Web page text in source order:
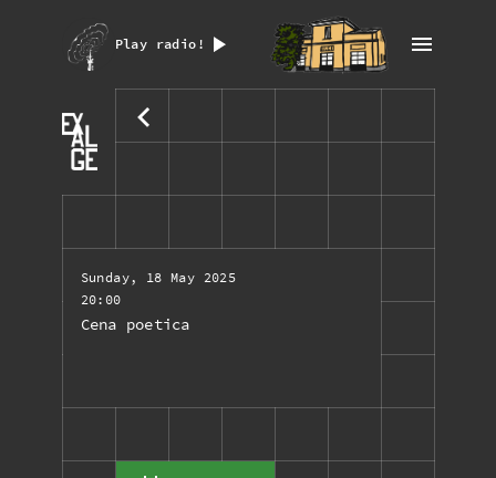
Play radio!
Sunday, 18 May 2025
20:00
Cena poetica